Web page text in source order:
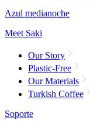
Azul medianoche
Meet Saki
Our Story
Plastic-Free
Our Materials
Turkish Coffee
Soporte